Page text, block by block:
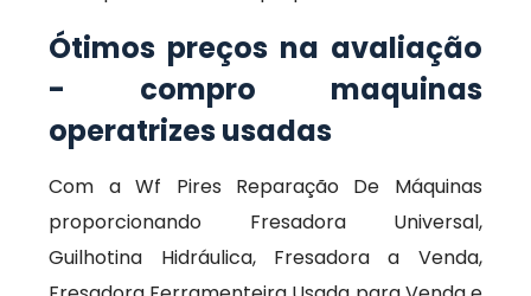
Ótimos preços na avaliação
- compro maquinas
operatrizes usadas
Com a Wf Pires Reparação De Máquinas
proporcionando Fresadora Universal,
Guilhotina Hidráulica, Fresadora a Venda,